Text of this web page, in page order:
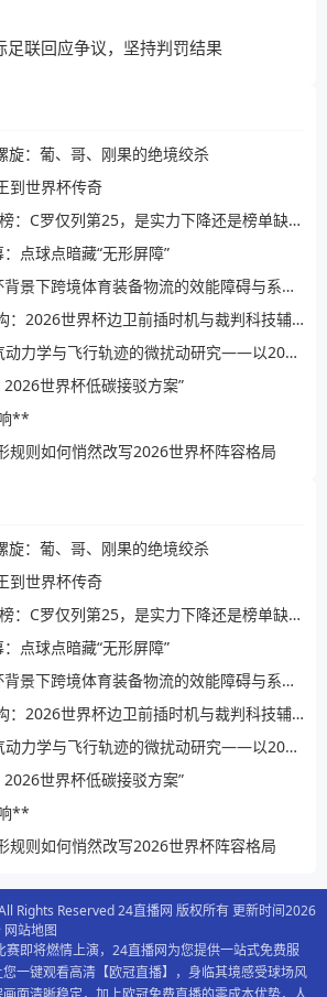
足联回应争议，坚持判罚结果
旋：葡、哥、刚果的绝境绞杀
到世界杯传奇
2026世界杯百大球星榜：C罗仅列第25，是实力下降还是榜单缺乏公信力？
点球点暗藏“无形屏障”
“2026多国联办世界杯背景下跨境体育装备物流的效能障碍与系统性提升路径”
越位判据的算法化重构：2026世界杯边卫前插时机与裁判科技辅助决策的演进逻辑
538米海拔下足球空气动力学与飞行轨迹的微扰动研究——以2026世界杯BBVA球场为例
2026世界杯低碳接驳方案”
**
规则如何悄然改写2026世界杯阵容格局
旋：葡、哥、刚果的绝境绞杀
到世界杯传奇
2026世界杯百大球星榜：C罗仅列第25，是实力下降还是榜单缺乏公信力？
点球点暗藏“无形屏障”
“2026多国联办世界杯背景下跨境体育装备物流的效能障碍与系统性提升路径”
越位判据的算法化重构：2026世界杯边卫前插时机与裁判科技辅助决策的演进逻辑
538米海拔下足球空气动力学与飞行轨迹的微扰动研究——以2026世界杯BBVA球场为例
2026世界杯低碳接驳方案”
**
规则如何悄然改写2026世界杯阵容格局
Rights Reserved 24直播网 版权所有 更新时间2026
网站地图
即将燃情上演，24直播网为您提供一站式免费服
一键观看高清【欧冠直播】，身临其境感受球场风